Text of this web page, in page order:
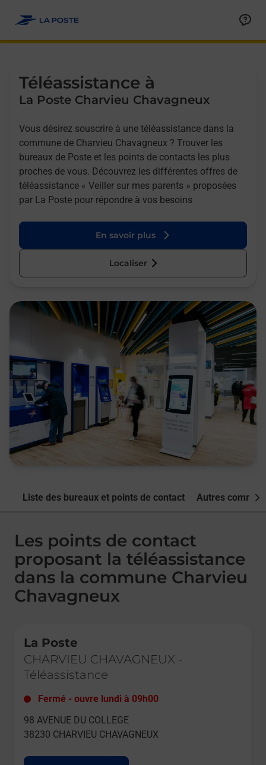
Téléassistance à
La Poste Charvieu Chavagneux
Vous désirez souscrire à une téléassistance dans la
commune de Charvieu Chavagneux ? Trouver les
bureaux de Poste et les points de contacts les plus
proches de vous. Découvrez les différentes offres de
téléassistance « Veiller sur mes parents » proposées
par La Poste pour répondre à vos besoins
En savoir plus
Localiser
Liste des bureaux et points de contact Autres
Les points de contact
proposant la téléassistance
dans la commune Charvieu
Chavagneux
La Poste
CHARVIEU CHAVAGNEUX -
Téléassistance
Fermé - ouvre lundi à 09h00
98 AVENUE DU COLLEGE
38230 CHARVIEU CHAVAGNEUX